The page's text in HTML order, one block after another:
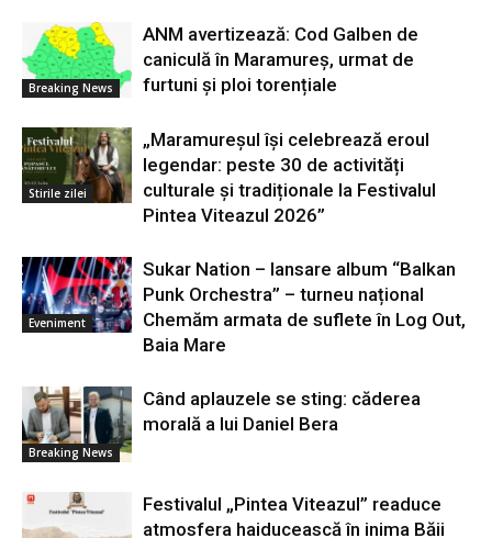
Breaking News
ANM avertizează: Cod Galben de
caniculă în Maramureș, urmat de
furtuni și ploi torențiale
Stirile zilei
„Maramureșul își celebrează eroul
legendar: peste 30 de activități
culturale și tradiționale la Festivalul
Pintea Viteazul 2026”
Eveniment
Sukar Nation – lansare album “Balkan
Punk Orchestra” – turneu național
Chemăm armata de suflete în Log Out,
Baia Mare
Breaking News
Când aplauzele se sting: căderea
morală a lui Daniel Bera
Festivalul „Pintea Viteazul” readuce
atmosfera haiducească în inima Băii